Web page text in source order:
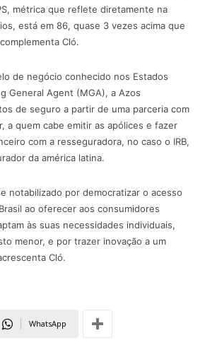
métrica que reflete diretamente na
está em 86, quase 3 vezes acima que
Cló.
de negócio conhecido nos Estados
General Agent (MGA), a Azos
de seguro a partir de uma parceria com
a quem cabe emitir as apólices e fazer
com a resseguradora, no caso o IRB,
da américa latina.
notabilizado por democratizar o acesso
ao oferecer aos consumidores
às suas necessidades individuais,
menor, e por trazer inovação a um
Cló.
WhatsApp